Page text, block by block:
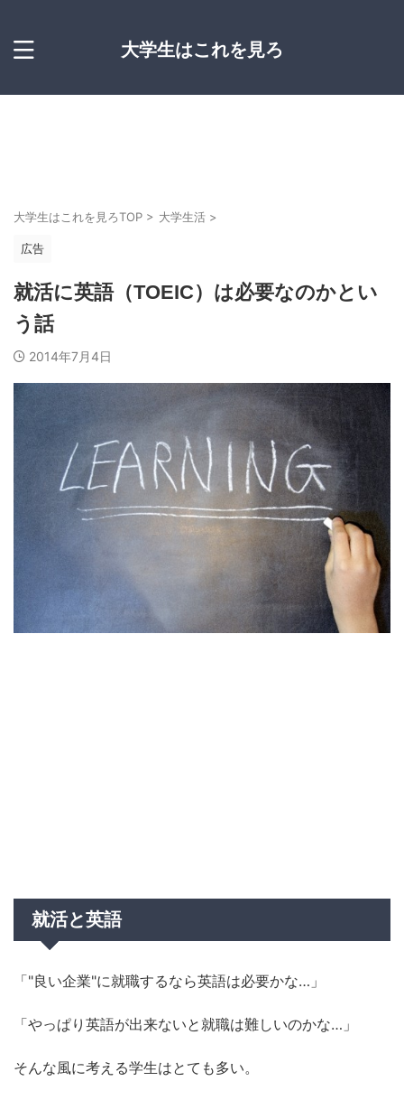
大学生はこれを見ろ
大学生はこれを見ろTOP > 大学生活 >
広告
就活に英語（TOEIC）は必要なのかとい
う話
2014年7月4日
就活と英語
「"良い企業"に就職するなら英語は必要かな…」
「やっぱり英語が出来ないと就職は難しいのかな…」
そんな風に考える学生はとても多い。